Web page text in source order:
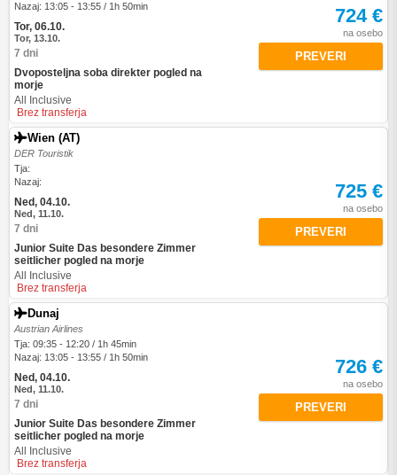
Nazaj: 13:05 - 13:55 / 1h 50min
Tor, 06.10.
Tor, 13.10.
7 dni
Dvoposteljna soba direkter pogled na
morje
All Inclusive
Brez transferja
724 €
na osebo
PREVERI
Wien (AT)
DER Touristik
Tja:
Nazaj:
Ned, 04.10.
Ned, 11.10.
7 dni
Junior Suite Das besondere Zimmer
seitlicher pogled na morje
All Inclusive
Brez transferja
725 €
na osebo
PREVERI
Dunaj
Austrian Airlines
Tja: 09:35 - 12:20 / 1h 45min
Nazaj: 13:05 - 13:55 / 1h 50min
Ned, 04.10.
Ned, 11.10.
7 dni
Junior Suite Das besondere Zimmer
seitlicher pogled na morje
All Inclusive
Brez transferja
726 €
na osebo
PREVERI